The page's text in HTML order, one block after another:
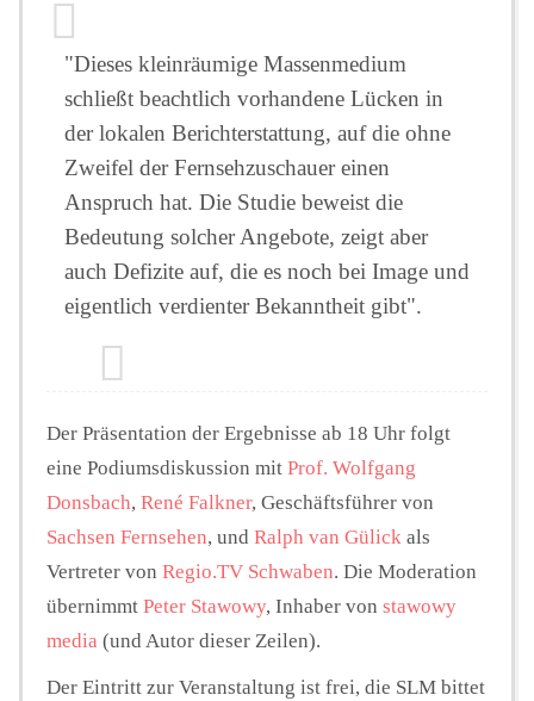
"Dieses kleinräumige Massenmedium
schließt beachtlich vorhandene Lücken in
der lokalen Berichterstattung, auf die ohne
Zweifel der Fernsehzuschauer einen
Anspruch hat. Die Studie beweist die
Bedeutung solcher Angebote, zeigt aber
auch Defizite auf, die es noch bei Image und
eigentlich verdienter Bekanntheit gibt".
Der Präsentation der Ergebnisse ab 18 Uhr folgt
eine Podiumsdiskussion mit Prof. Wolfgang
Donsbach, René Falkner, Geschäftsführer von
Sachsen Fernsehen, und Ralph van Gülick als
Vertreter von Regio.TV Schwaben. Die Moderation
übernimmt Peter Stawowy, Inhaber von stawowy
media (und Autor dieser Zeilen).
Der Eintritt zur Veranstaltung ist frei, die SLM bittet